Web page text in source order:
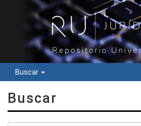
Buscar
Buscar